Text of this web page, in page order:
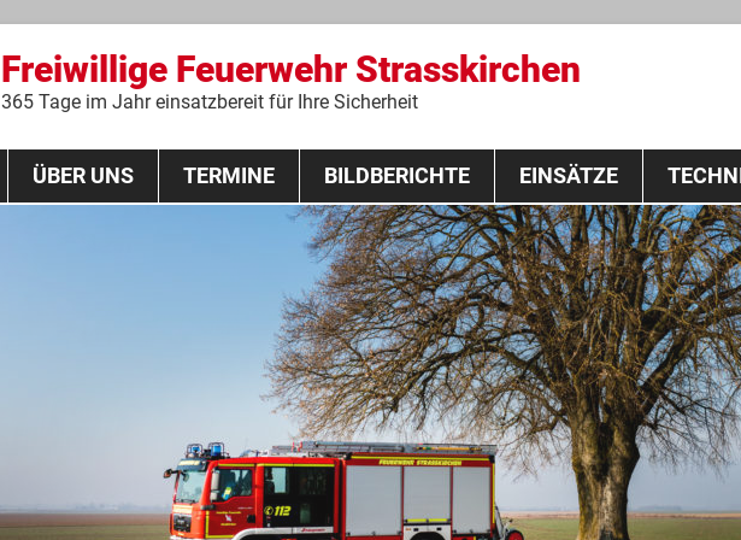
Freiwillige Feuerwehr Strasskirchen
365 Tage im Jahr einsatzbereit für Ihre Sicherheit
Zum
springen
ÜBER UNS TERMINE
THL Lehrgang 2020
BILDBERICHTE EINSÄTZE
Fahrzeuge
Ausrüstung